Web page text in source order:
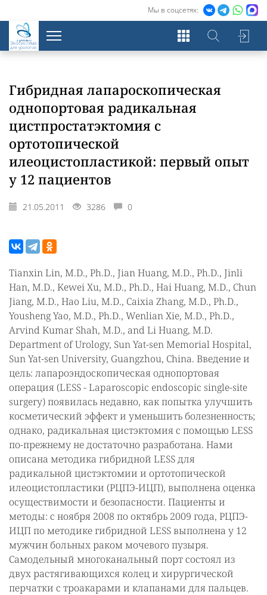
Мы в соцсетях:
Экосистема
для урологов
Гибридная лапароскопическая
однопортовая радикальная
цистпростатэктомия с
ортотопической
илеоцистопластикой: первый опыт
у 12 пациентов
21.05.2011 3286 0
Tianxin Lin, M.D., Ph.D., Jian Huang, M.D., Ph.D., Jinli
Han, M.D., Kewei Xu, M.D., Ph.D., Hai Huang, M.D., Chun
Jiang, M.D., Hao Liu, M.D., Caixia Zhang, M.D., Ph.D.,
Yousheng Yao, M.D., Ph.D., Wenlian Xie, M.D., Ph.D.,
Arvind Kumar Shah, M.D., and Li Huang, M.D.
Department of Urology, Sun Yat-sen Memorial Hospital,
Sun Yat-sen University, Guangzhou, China. Введение и
цель: лапароэндоскопическая однопортовая
операция (LESS - Laparoscopic endoscopic single-site
surgery) появилась недавно, как попытка улучшить
косметический эффект и уменьшить болезненность;
однако, радикальная цистэктомия с помощью LESS
по-прежнему не достаточно разработана. Нами
описана методика гибридной LESS для
радикальной цистэктомии и ортотопической
илеоцистопластики (РЦПЭ-ИЦП), выполнена оценка
осуществимости и безопасности. Пациенты и
методы: с ноября 2008 по октябрь 2009 года, РЦПЭ-
ИЦП по методике гибридной LESS выполнена у 12
мужчин больных раком мочевого пузыря.
Самодельный многоканальный порт состоял из
двух растягивающихся колец и хирургической
перчатки с троакарами и клапанами для пальцев.